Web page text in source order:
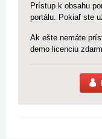
Prístup k obsahu
portálu. Pokiaľ ste
Ak ešte nemáte
demo licenciu